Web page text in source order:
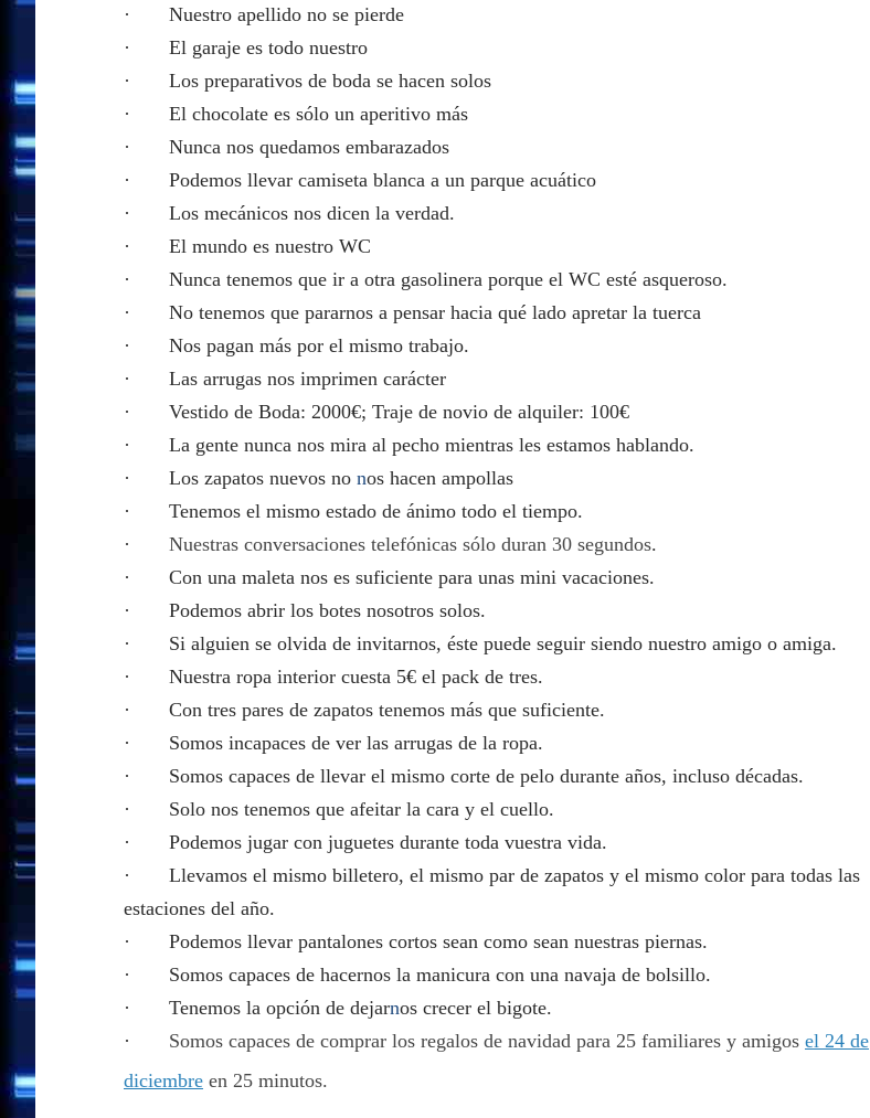
· Nuestro apellido no se pierde
· El garaje es todo nuestro
· Los preparativos de boda se hacen solos
· El chocolate es sólo un aperitivo más
· Nunca nos quedamos embarazados
· Podemos llevar camiseta blanca a un parque acuático
· Los mecánicos nos dicen la verdad.
· El mundo es nuestro WC
· Nunca tenemos que ir a otra gasolinera porque el WC esté asqueroso.
· No tenemos que pararnos a pensar hacia qué lado apretar la tuerca
· Nos pagan más por el mismo trabajo.
· Las arrugas nos imprimen carácter
· Vestido de Boda: 2000€; Traje de novio de alquiler: 100€
· La gente nunca nos mira al pecho mientras les estamos hablando.
· Los zapatos nuevos no nos hacen ampollas
· Tenemos el mismo estado de ánimo todo el tiempo.
· Nuestras conversaciones telefónicas sólo duran 30 segundos.
· Con una maleta nos es suficiente para unas mini vacaciones.
· Podemos abrir los botes nosotros solos.
· Si alguien se olvida de invitarnos, éste puede seguir siendo nuestro amigo o amiga.
· Nuestra ropa interior cuesta 5€ el pack de tres.
· Con tres pares de zapatos tenemos más que suficiente.
· Somos incapaces de ver las arrugas de la ropa.
· Somos capaces de llevar el mismo corte de pelo durante años, incluso décadas.
· Solo nos tenemos que afeitar la cara y el cuello.
· Podemos jugar con juguetes durante toda vuestra vida.
· Llevamos el mismo billetero, el mismo par de zapatos y el mismo color para todas las
estaciones del año.
· Podemos llevar pantalones cortos sean como sean nuestras piernas.
· Somos capaces de hacernos la manicura con una navaja de bolsillo.
· Tenemos la opción de dejarnos crecer el bigote.
· Somos capaces de comprar los regalos de navidad para 25 familiares y amigos el 24 de
diciembre en 25 minutos.